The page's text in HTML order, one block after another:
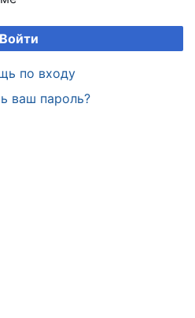
Войти
по входу
ваш пароль?